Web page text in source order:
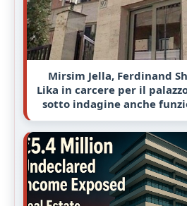
Mirsim Jella, Ferdinand
Lika in carcere per il
sotto indagine anche